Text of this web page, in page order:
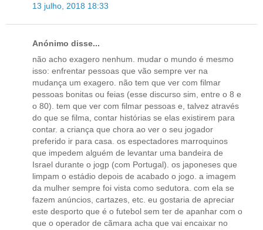
13 julho, 2018 18:33
Anónimo disse...
não acho exagero nenhum. mudar o mundo é mesmo
isso: enfrentar pessoas que vão sempre ver na
mudança um exagero. não tem que ver com filmar
pessoas bonitas ou feias (esse discurso sim, entre o 8 e
o 80). tem que ver com filmar pessoas e, talvez através
do que se filma, contar histórias se elas existirem para
contar. a criança que chora ao ver o seu jogador
preferido ir para casa. os espectadores marroquinos
que impedem alguém de levantar uma bandeira de
Israel durante o jogp (com Portugal). os japoneses que
limpam o estádio depois de acabado o jogo. a imagem
da mulher sempre foi vista como sedutora. com ela se
fazem anúncios, cartazes, etc. eu gostaria de apreciar
este desporto que é o futebol sem ter de apanhar com o
que o operador de cãmara acha que vai encaixar no